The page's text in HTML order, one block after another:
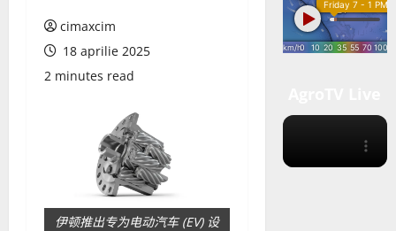
cimaxcim
18 aprilie 2025
2 minutes read
伊顿推出专为电动汽车 (EV) 设